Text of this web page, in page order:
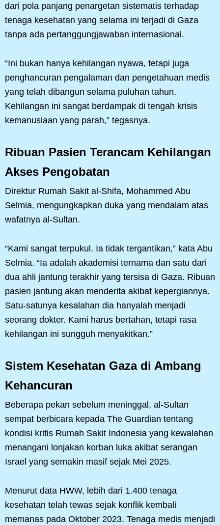
dari pola panjang penargetan sistematis terhadap
tenaga kesehatan yang selama ini terjadi di Gaza
tanpa ada pertanggungjawaban internasional.
“Ini bukan hanya kehilangan nyawa, tetapi juga
penghancuran pengalaman dan pengetahuan medis
yang telah dibangun selama puluhan tahun.
Kehilangan ini sangat berdampak di tengah krisis
kemanusiaan yang parah,” tegasnya.
Ribuan Pasien Terancam Kehilangan
Akses Pengobatan
Direktur Rumah Sakit al-Shifa, Mohammed Abu
Selmia, mengungkapkan duka yang mendalam atas
wafatnya al-Sultan.
“Kami sangat terpukul. Ia tidak tergantikan,” kata Abu
Selmia. “Ia adalah akademisi ternama dan satu dari
dua ahli jantung terakhir yang tersisa di Gaza. Ribuan
pasien jantung akan menderita akibat kepergiannya.
Satu-satunya kesalahan dia hanyalah menjadi
seorang dokter. Kami harus bertahan, tetapi rasa
kehilangan ini sungguh menyakitkan.”
Sistem Kesehatan Gaza di Ambang
Kehancuran
Beberapa pekan sebelum meninggal, al-Sultan
sempat berbicara kepada The Guardian tentang
kondisi kritis Rumah Sakit Indonesia yang kewalahan
menangani lonjakan korban luka akibat serangan
Israel yang semakin masif sejak Mei 2025.
Menurut data HWW, lebih dari 1.400 tenaga
kesehatan telah tewas sejak konflik kembali
memanas pada Oktober 2023. Tenaga medis menjadi